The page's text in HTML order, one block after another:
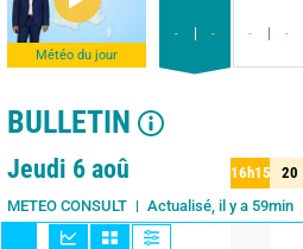
Météo du jour
- - - -
BULLETIN
Live 1 jour 3 jours 15 jours
Jeudi 6 aoû
METEO CONSULT Actualisé, il y a 59min
16h15 20
15 20